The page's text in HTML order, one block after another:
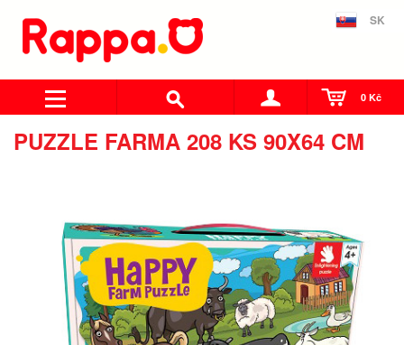
SK
0 Kč
PUZZLE FARMA 208 KS 90X64 CM